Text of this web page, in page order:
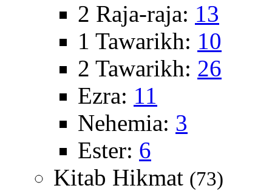
2 Raja-raja: 13
1 Tawarikh: 10
2 Tawarikh: 26
Ezra: 11
Nehemia: 3
Ester: 6
Kitab Hikmat (73)